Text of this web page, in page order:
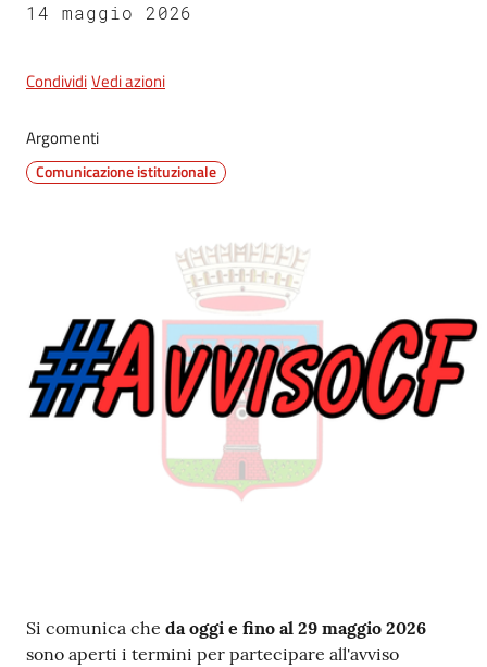
14 maggio 2026
CondividiVedi azioni
Argomenti
Comunicazione istituzionale
Contenuto
Si comunica che da oggi e fino al 29 maggio 2026
sono aperti i termini per partecipare all'avviso